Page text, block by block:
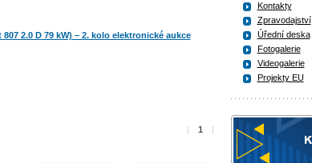
2.0 D 79 kW) – 2. kolo elektronické aukce
| 1 |
Kontakty
Zpravodajství
Úřední deska
Fotogalerie
Videogalerie
Projekty EU